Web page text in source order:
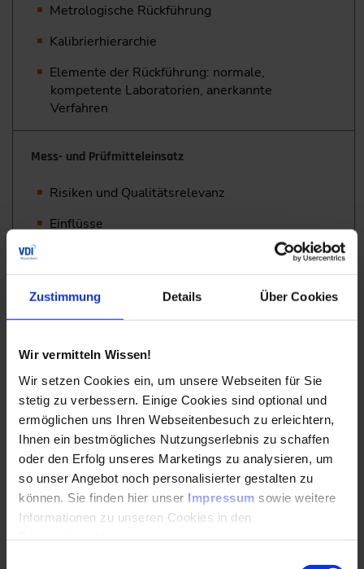
Zustimmung Details Über Cookies
Wir vermitteln Wissen!
Wir setzen Cookies ein, um unsere Webseiten für Sie
stetig zu verbessern. Einige Cookies sind optional und
ermöglichen uns Ihren Webseitenbesuch zu erleichtern,
Ihnen ein bestmögliches Nutzungserlebnis zu schaffen
oder den Erfolg unseres Marketings zu analysieren, um
so unser Angebot noch personalisierter gestalten zu
können. Sie finden hier unser Impressum sowie weitere
Informationen zu unseren Cookies in den
Metrologische Rückführung
Kalibrierhierarchie
Elemente der Rückführung: normale,
kompetente Laboratorien, anerkannte
Verfahren
Mess- und Prüfmitteleinsatz
Risiken und Qualitätsrelevanz
Einflüsse
Anforderungen an den Prüfprozess
Fehlerquellen beim Messen
Unsicherheitsursachen
Einflussgrößen
Vollständiges Messergebnis
Berechnung der Standardunsicherheit einer
Messgröße